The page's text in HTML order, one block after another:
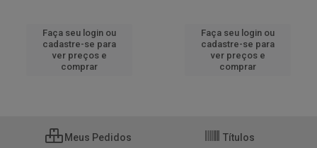
Faça seu login ou
cadastre-se para
ver preços e
comprar
Faça seu login ou
cadastre-se para
ver preços e
comprar
Meus Pedidos Títulos